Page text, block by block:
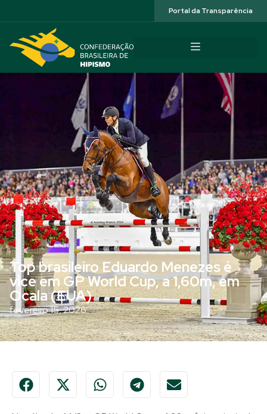
Portal da Transparência
Top brasileiro Eduardo Menezes é
vice em GP World Cup, a 1,60m, em
Ocala (EUA)
fevereiro 15, 2026